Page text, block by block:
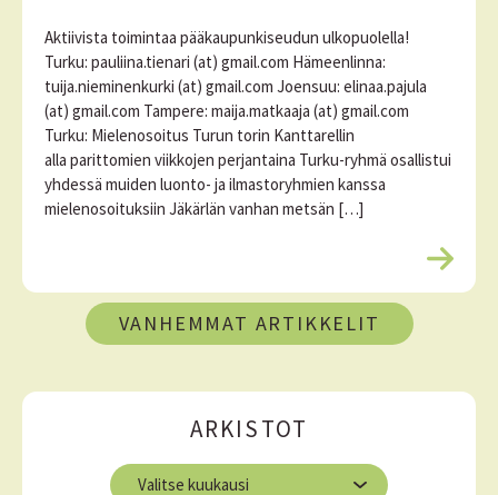
Aktiivista toimintaa pääkaupunkiseudun ulkopuolella!
Turku: pauliina.tienari (at) gmail.com Hämeenlinna:
tuija.nieminenkurki (at) gmail.com Joensuu: elinaa.pajula
(at) gmail.com Tampere: maija.matkaaja (at) gmail.com
Turku: Mielenosoitus Turun torin Kanttarellin
alla parittomien viikkojen perjantaina Turku-ryhmä osallistui
yhdessä muiden luonto- ja ilmastoryhmien kanssa
mielenosoituksiin Jäkärlän vanhan metsän […]
L
t
VANHEMMAT ARTIKKELIT
ARKISTOT
A